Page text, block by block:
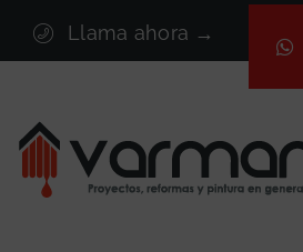
contenido
Llama ahora →